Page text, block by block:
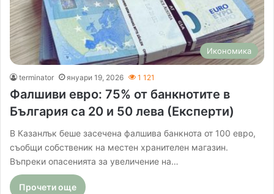
Икономика
terminator януари 19, 2026 1 121
Фалшиви евро: 75% от банкнотите в
България са 20 и 50 лева (Експерти)
В Казанлък беше засечена фалшива банкнота от 100 евро,
съобщи собственик на местен хранителен магазин.
Въпреки опасенията за увеличение на…
Прочети още